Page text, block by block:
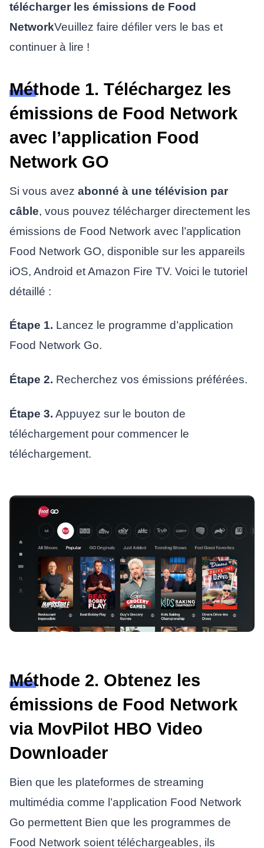
télécharger les émissions de Food
NetworkVeuillez faire défiler vers le bas et
continuer à lire !
Méthode 1. Téléchargez les
émissions de Food Network
avec l’application Food
Network GO
Si vous avez abonné à une télévision par
câble, vous pouvez télécharger directement les
émissions de Food Network avec l’application
Food Network GO, disponible sur les appareils
iOS, Android et Amazon Fire TV. Voici le tutoriel
détaillé :
Étape 1. Lancez le programme d’application
Food Network Go.
Étape 2. Recherchez vos émissions préférées.
Étape 3. Appuyez sur le bouton de
téléchargement pour commencer le
téléchargement.
Méthode 2. Obtenez les
émissions de Food Network
via MovPilot HBO Video
Downloader
Bien que les plateformes de streaming
multimédia comme l’application Food Network
Go permettent Bien que les programmes de
Food Network soient téléchargeables, ils